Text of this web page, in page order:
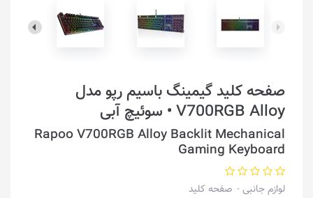
صفحه کلید گیمینگ باسیم رپو مدل
V700RGB Alloy • سوئیچ آبی
Rapoo V700RGB Alloy Backlit Mechanical
Gaming Keyboard
لوازم جانبی صفحه کلید